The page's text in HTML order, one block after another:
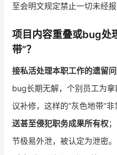
至会明文规定禁止一切未经
项目内容重叠或bug处
带”？
接私活处理本职工作的遗留
bug长期无解，个别员工为
议补修，这样的“灰色地带”
送甚至侵犯职务成果所有权
节极易外泄，被认定为泄密